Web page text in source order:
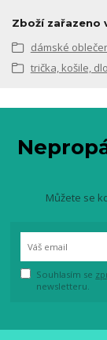
Zboží zařazeno
dámské
trička, košile,
Můžete se
Souhlasím se
newsletteru.